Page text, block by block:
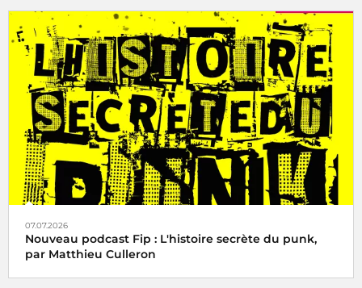
07.07.2026
Nouveau podcast Fip : L'histoire secrète du punk,
par Matthieu Culleron